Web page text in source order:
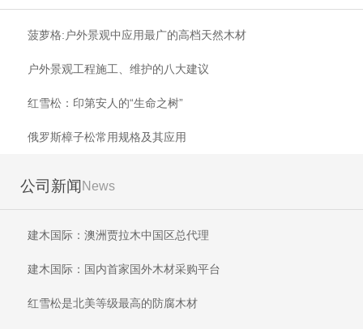
菠萝格:户外景观中应用最广的高档天然木材
户外景观工程施工、维护的八大建议
红雪松：印第安人的“生命之树”
俄罗斯樟子松常用规格及其应用
公司新闻 News
建木国际：澳洲贾拉木中国区总代理
建木国际：国内首家国外木材采购平台
红雪松是北美等级最高的防腐木材